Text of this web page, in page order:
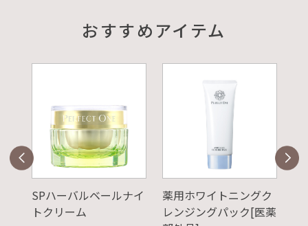
おすすめアイテム
ールナイ
薬用ホワイトニングク
レンジングパック[医薬
SPUVプロテクトパ
ダー ピンクベージ